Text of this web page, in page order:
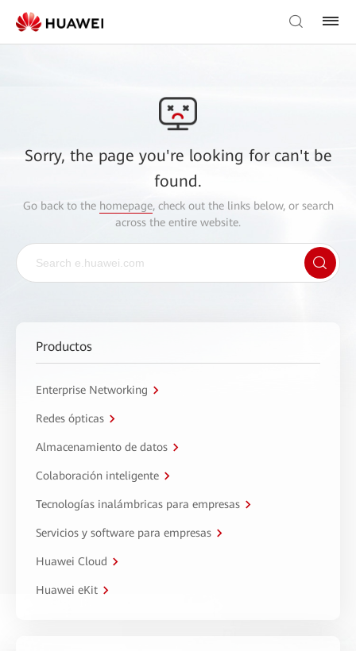
Sorry, the page you're looking for can't be
found.
Go back to the homepage, check out the links below, or search
across the entire website.
Productos
Enterprise Networking
Redes ópticas
Almacenamiento de datos
Colaboración inteligente
Tecnologías inalámbricas para empresas
Servicios y software para empresas
Huawei Cloud
Huawei eKit